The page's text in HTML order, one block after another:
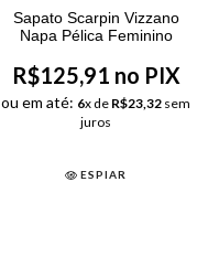
Sapato Scarpin Vizzano
Napa Pélica Feminino
R$125,91 no PIX
ou em até: 6x de R$23,32 sem
juros
ESPIAR